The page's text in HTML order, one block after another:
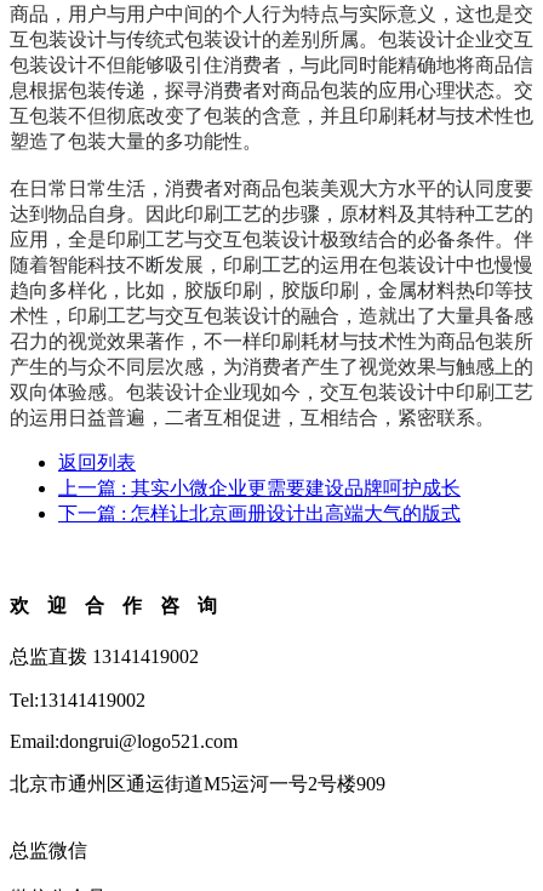
商品，用户与用户中间的个人行为特点与实际意义，这也是交
互包装设计与传统式包装设计的差别所属。包装设计企业交互
包装设计不但能够吸引住消费者，与此同时能精确地将商品信
息根据包装传递，探寻消费者对商品包装的应用心理状态。交
互包装不但彻底改变了包装的含意，并且印刷耗材与技术性也
塑造了包装大量的多功能性。
在日常日常生活，消费者对商品包装美观大方水平的认同度要
达到物品自身。因此印刷工艺的步骤，原材料及其特种工艺的
应用，全是印刷工艺与交互包装设计极致结合的必备条件。伴
随着智能科技不断发展，印刷工艺的运用在包装设计中也慢慢
趋向多样化，比如，胶版印刷，胶版印刷，金属材料热印等技
术性，印刷工艺与交互包装设计的融合，造就出了大量具备感
召力的视觉效果著作，不一样印刷耗材与技术性为商品包装所
产生的与众不同层次感，为消费者产生了视觉效果与触感上的
双向体验感。包装设计企业现如今，交互包装设计中印刷工艺
的运用日益普遍，二者互相促进，互相结合，紧密联系。
返回列表
上一篇 : 其实小微企业更需要建设品牌呵护成长
下一篇 : 怎样让北京画册设计出高端大气的版式
欢迎合作咨询
总监直拨 13141419002
Tel:13141419002
Email:dongrui@logo521.com
北京市通州区通运街道M5运河一号2号楼909
总监微信